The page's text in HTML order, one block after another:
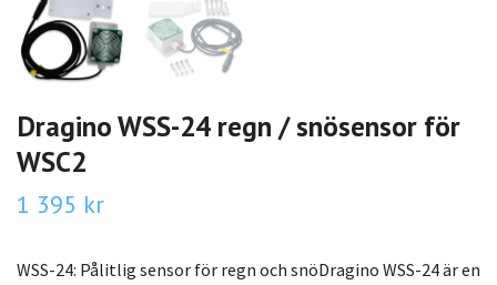
Dragino WSS-24 regn / snösensor för
WSC2
1 395 kr
WSS-24: Pålitlig sensor för regn och snöDragino WSS-24 är en